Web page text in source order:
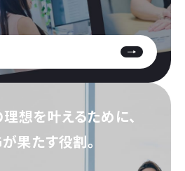
想を叶えるために、
果たす役割。